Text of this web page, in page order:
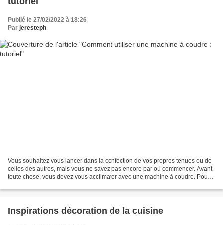
Publié le 27/02/2022 à 18:26
Par jeresteph
Vous souhaitez vous lancer dans la confection de vos propres tenues ou de
celles des autres, mais vous ne savez pas encore par où commencer. Avant
toute chose, vous devez vous acclimater avec une machine à coudre. Pour
Inspirations décoration de la cuisine